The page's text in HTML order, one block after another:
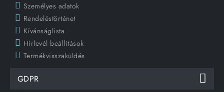
Személyes adatok
Rendeléstörténet
Kívánságlista
Hírlevél beállítások
Termékvisszaküldés
GDPR